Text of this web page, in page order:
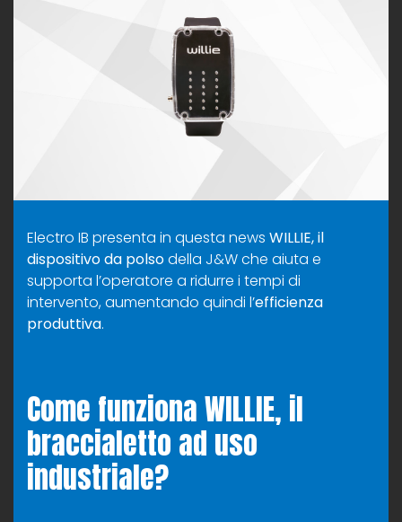
Electro IB presenta in questa news WILLIE, il
dispositivo da polsodella J&W che aiuta e
supporta l’operatore a ridurre i tempi di
intervento, aumentando quindi l’efficienza
produttiva.
Come funziona WILLIE, il
braccialetto ad uso
industriale?